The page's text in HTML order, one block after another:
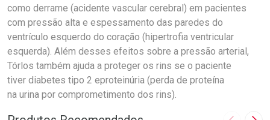
como derrame (acidente vascular cerebral) em pacientes
com pressão alta e espessamento das paredes do
ventrículo esquerdo do coração (hipertrofia ventricular
esquerda). Além desses efeitos sobre a pressão arterial,
Tórlos também ajuda a proteger os rins se o paciente
tiver diabetes tipo 2 eproteinúria (perda de proteína
na urina por comprometimento dos rins).